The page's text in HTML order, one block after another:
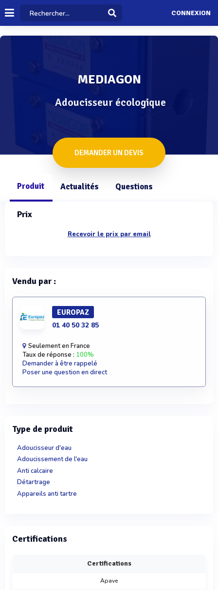
CONNEXION
MEDIAGON
Adoucisseur écologique
DEMANDER UN DEVIS
Produit Actualités Questions
Prix
Recevoir le prix par email
Vendu par :
EUROPAZ
01 40 50 32 85
Seulement en France
Taux de réponse : 100%
Demander à être rappelé
Poser une question en direct
Type de produit
Adoucisseur d'eau
Adoucissement de l'eau
Anti calcaire
Détartrage
Appareils anti tartre
Certifications
Certifications
Apave